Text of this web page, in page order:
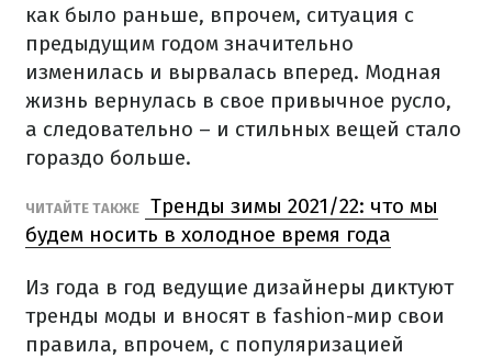
как было раньше, впрочем, ситуация с
предыдущим годом значительно
изменилась и вырвалась вперед. Модная
жизнь вернулась в свое привычное русло,
а следовательно – и стильных вещей стало
гораздо больше.
ЧИТАЙТЕ ТАКЖЕ
Тренды зимы 2021/22: что мы
будем носить в холодное время года
Из года в год ведущие дизайнеры диктуют
тренды моды и вносят в fashion-мир свои
правила, впрочем, с популяризацией